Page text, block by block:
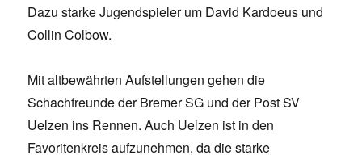
Dazu starke Jugendspieler um David Kardoeus und
Collin Colbow.
Mit altbewährten Aufstellungen gehen die
Schachfreunde der Bremer SG und der Post SV
Uelzen ins Rennen. Auch Uelzen ist in den
Favoritenkreis aufzunehmen, da die starke